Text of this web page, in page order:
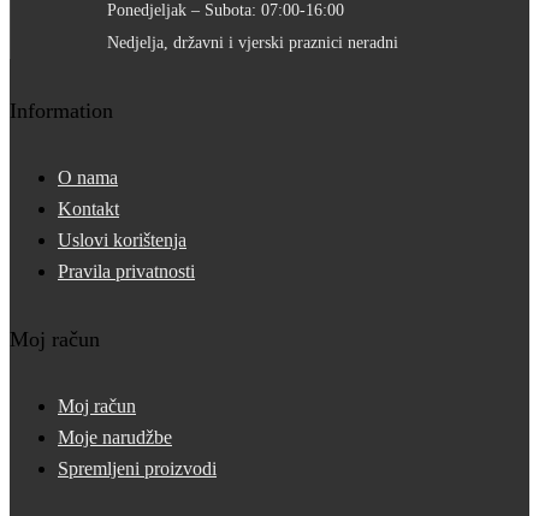
Ponedjeljak – Subota: 07:00-16:00
Nedjelja, državni i vjerski praznici neradni
Information
O nama
Kontakt
Uslovi korištenja
Pravila privatnosti
Moj račun
Moj račun
Moje narudžbe
Spremljeni proizvodi